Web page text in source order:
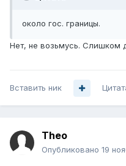
около гос. границы.
Нет, не возьмусь. Слишком
Вставить ник
Theo
Опубликовано 19